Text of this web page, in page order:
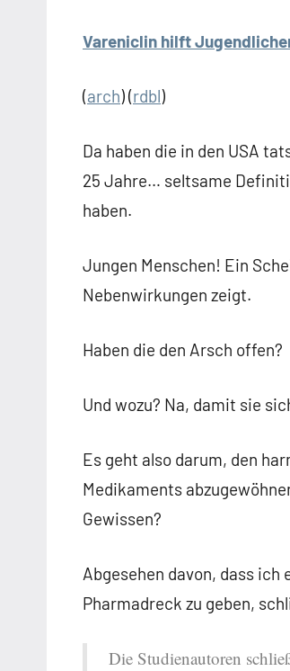
Vareniclin hilft
(arch) (rdbl)
Da haben die in den USA
25 Jahre… seltsame
haben.
Jungen Menschen! Ein
Nebenwirkungen zeigt.
Haben die den Arsch offen?
Und wozu? Na, damit sie
Es geht also darum, den
Medikaments
Gewissen?
Abgesehen davon, dass
Pharmadreck zu geben,
Die Studienautoren